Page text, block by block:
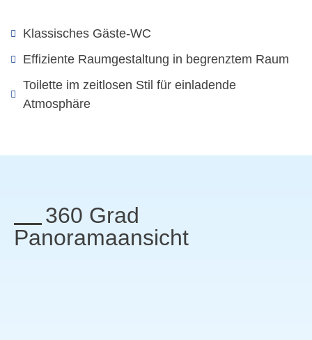
Klassisches Gäste-WC
Effiziente Raumgestaltung in begrenztem Raum
Toilette im zeitlosen Stil für einladende
Atmosphäre
360 Grad
Panoramaansicht